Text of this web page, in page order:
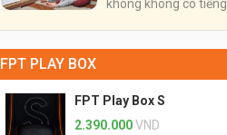
không không có tiếng
FPT PLAY BOX
FPT Play Box S
2.390.000VND